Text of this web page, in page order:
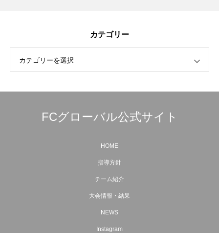
カテゴリー
カテゴリーを選択
FCグローバル公式サイト
HOME
指導方針
チーム紹介
大会情報・結果
NEWS
Instagram